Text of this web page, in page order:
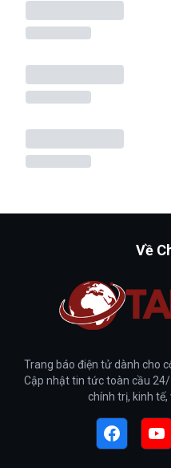
Về
Trang báo điện tử dành cho
Cập nhật tin tức toàn cầu
chính trị, kinh